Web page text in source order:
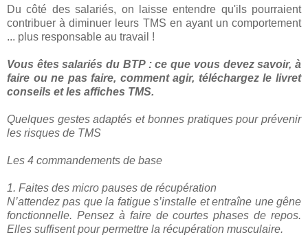
Du côté des salariés, on laisse entendre qu'ils pourraient
contribuer à diminuer leurs TMS en ayant un comportement
... plus responsable au travail !
Vous êtes salariés du BTP : ce que vous devez savoir, à
faire ou ne pas faire, comment agir, téléchargez le livret
conseils et les affiches TMS.
Quelques gestes adaptés et bonnes pratiques pour prévenir
les risques de TMS
Les 4 commandements de base
1. Faites des micro pauses de récupération
N’attendez pas que la fatigue s’installe et entraîne une gêne
fonctionnelle. Pensez à faire de courtes phases de repos.
Elles suffisent pour permettre la récupération musculaire.